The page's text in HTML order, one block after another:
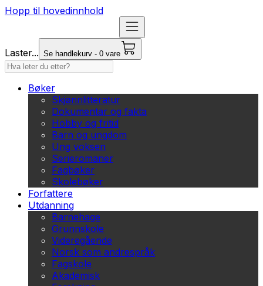
Hopp til hovedinnhold
Laster... Se handlekurv - 0 vare
Bøker
Skjønnlitteratur
Dokumentar og fakta
Hobby og fritid
Barn og ungdom
Ung voksen
Serieromaner
Fagbøker
Skolebøker
Forfattere
Utdanning
Barnehage
Grunnskole
Videregående
Norsk som andrespråk
Fagskole
Akademisk